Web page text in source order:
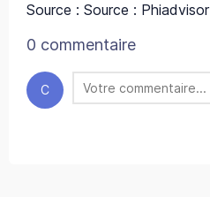
Source : Source :
0 commentaire
C